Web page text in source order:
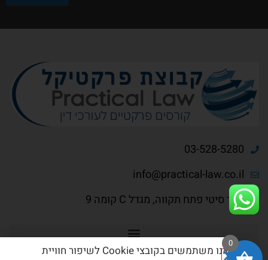
03-528-5280
info@practical-law.co.il
בסר סיטי פתח תקווה, מגדל C קומה 9
0
אנו משתמשים בקובצי Cookie לשיפור חוויית